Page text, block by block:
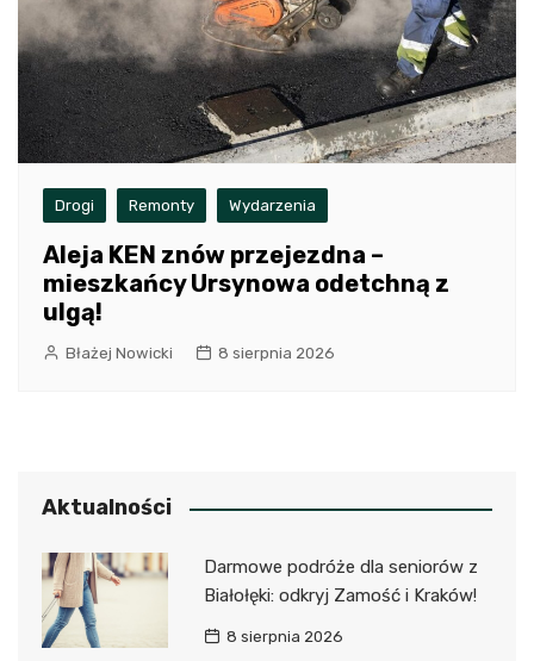
Drogi Remonty Wydarzenia
Aleja KEN znów przejezdna –
mieszkańcy Ursynowa odetchną z
ulgą!
Błażej Nowicki 8 sierpnia 2026
Aktualności
Darmowe podróże dla seniorów z
Białołęki: odkryj Zamość i Kraków!
8 sierpnia 2026